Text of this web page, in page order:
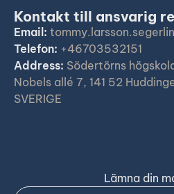
Kontakt till ansvarig
Email:
Telefon: +46703532151
Address: Södertörns
Nobels allé 7, 141 52
SVERIGE
Lämna din